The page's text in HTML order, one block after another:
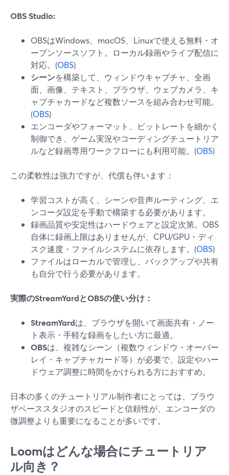
OBS Studio:
OBSはWindows、macOS、Linuxで使える無料・オ
ープンソースソフト。ローカル録画やライブ配信に
対応。(OBS)
シーンを構築して、ウィンドウキャプチャ、全画
面、画像、テキスト、ブラウザ、ウェブカメラ、キ
ャプチャカードなど複数ソースを組み合わせ可能。
(OBS)
エンコーダやフォーマット、ビットレートを細かく
制御でき、ゲーム実況やコーディングチュートリア
ルなど録画専用ワークフローにも利用可能。(OBS)
この柔軟性は強力ですが、代償も伴います：
学習コストが高く、シーンや音声ルーティング、エ
ンコーダ設定を手動で構築する必要があります。
録画品質や安定性はハードウェアと設定次第。OBS
自体に録画上限はありませんが、CPU/GPU・ディ
スク速度・ファイルシステムに依存します。(OBS)
ファイルはローカルで管理し、バックアップや共有
も自分で行う必要があります。
実際のStreamYardとOBSの使い分け：
StreamYardは、ブラウザを開いて画面共有・ノー
ト表示・手軽な録画をしたい方に最適。
OBSは、複雑なシーン（複数ウィンドウ・オーバー
レイ・キャプチャカード等）が必要で、設定やハー
ドウェア調整に時間をかけられる方におすすめ。
日本の多くのチュートリアル制作者にとっては、ブラウ
ザベーススタジオのスピードと信頼性が、エンコーダの
微調整よりも重要になることが多いです。
Loomはどんな場合にチュートリア
ル向き？